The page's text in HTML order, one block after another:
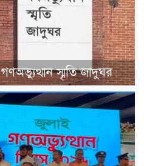
স্মৃতি জাদুঘর